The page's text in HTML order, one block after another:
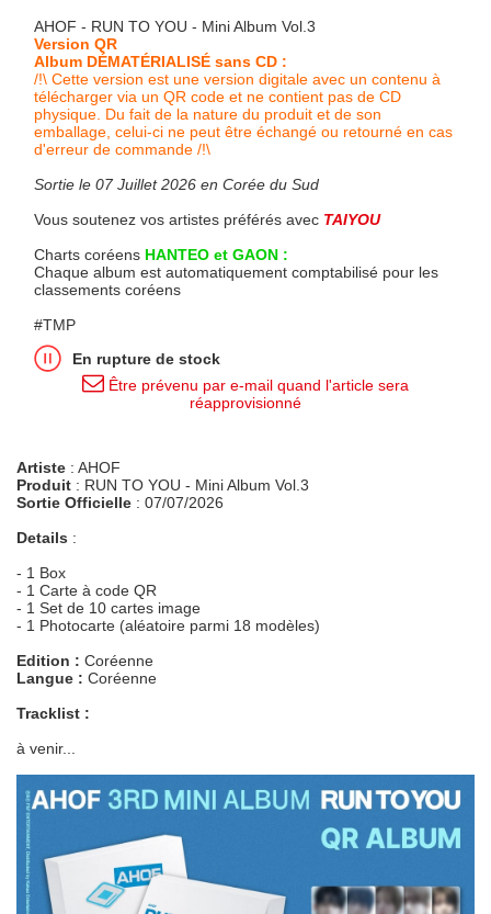
AHOF - RUN TO YOU - Mini Album Vol.3
Version QR
Album DÉMATÉRIALISÉ sans CD :
/!\ Cette version est une version digitale avec un contenu à
télécharger via un QR code et ne contient pas de CD
physique. Du fait de la nature du produit et de son
emballage, celui-ci ne peut être échangé ou retourné en cas
d'erreur de commande /!\
Sortie le 07 Juillet 2026 en Corée du Sud
Vous soutenez vos artistes préférés avec TAIYOU
Charts coréens HANTEO et GAON :
Chaque album est automatiquement comptabilisé pour les
classements coréens
#TMP
En rupture de stock
Être prévenu par e-mail quand l'article sera
réapprovisionné
Artiste : AHOF
Produit : RUN TO YOU - Mini Album Vol.3
Sortie Officielle : 07/07/2026
Details :
- 1 Box
- 1 Carte à code QR
- 1 Set de 10 cartes image
- 1 Photocarte (aléatoire parmi 18 modèles)
Edition : Coréenne
Langue : Coréenne
Tracklist :
à venir...